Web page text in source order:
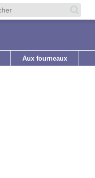
Aux fourneaux